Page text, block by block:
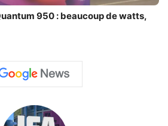
950 : beaucoup de watts,